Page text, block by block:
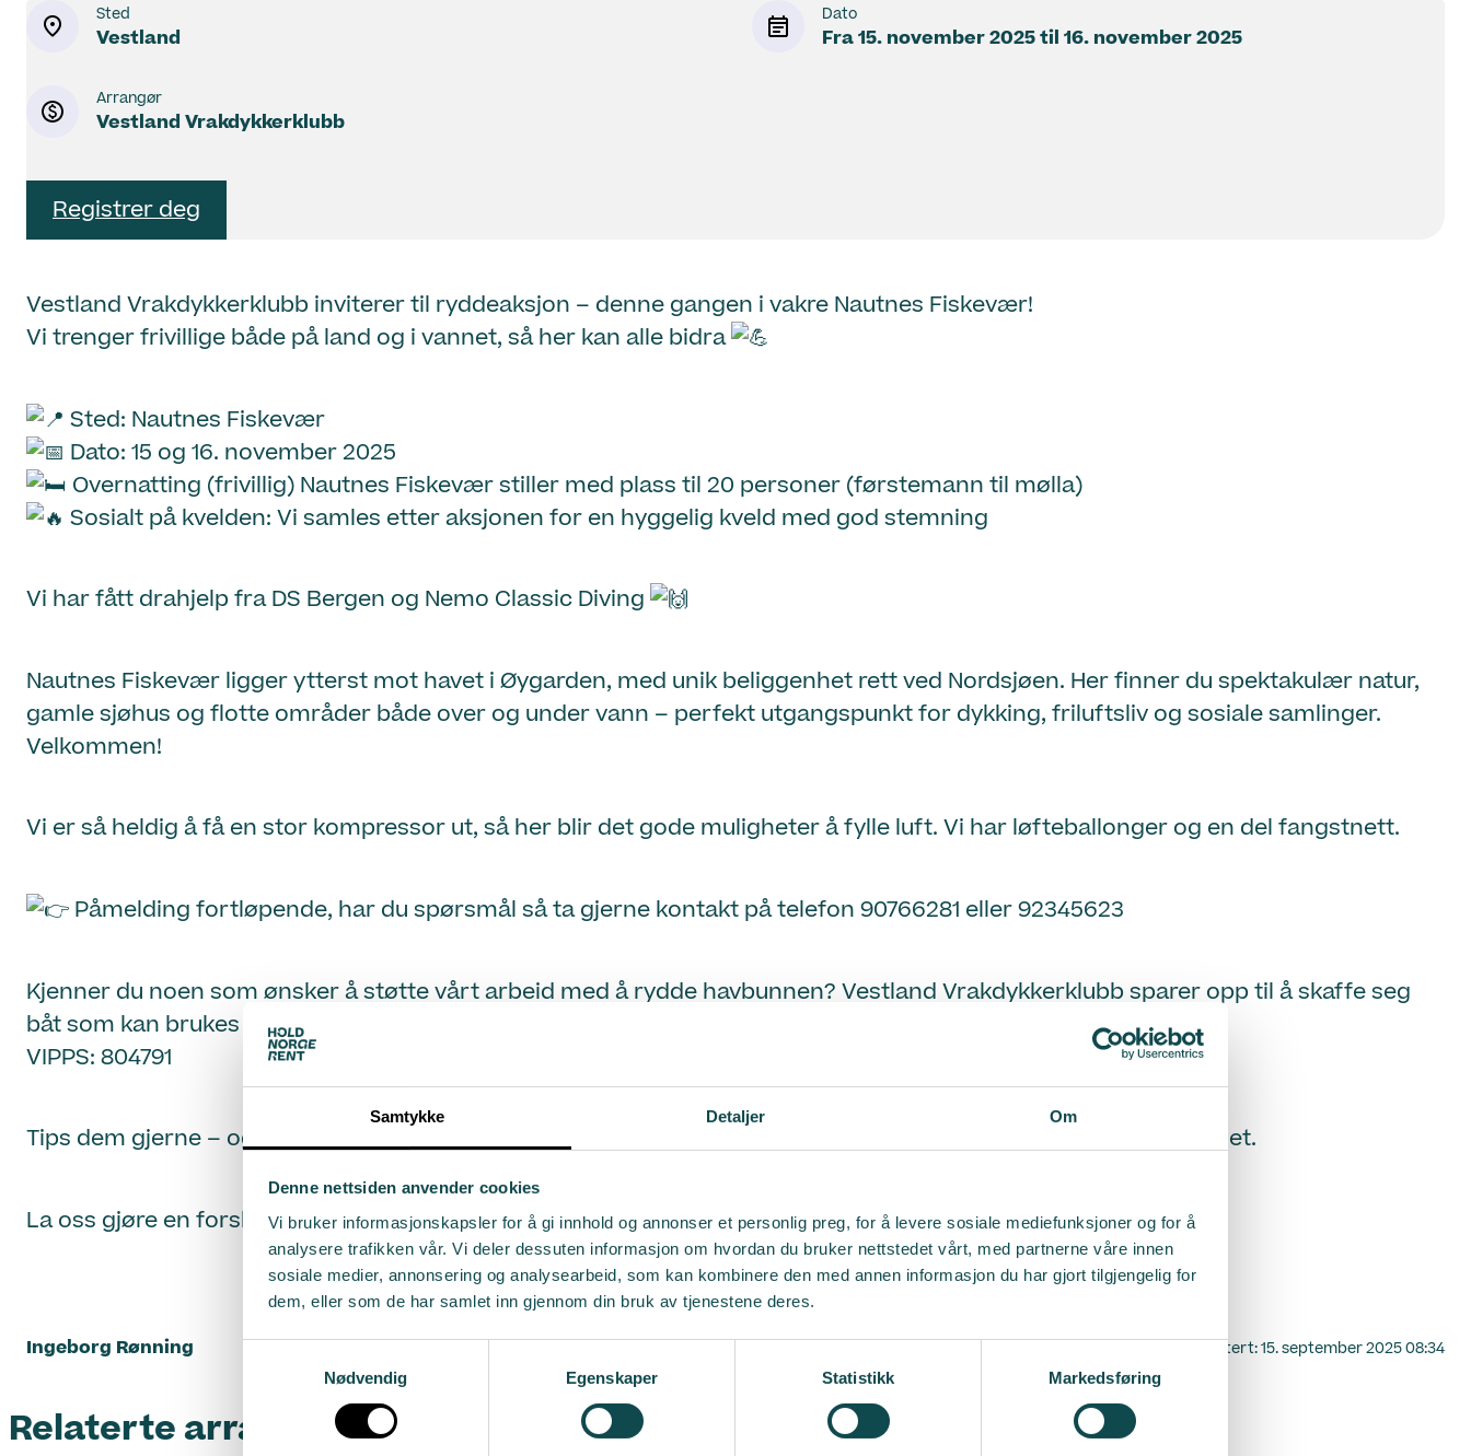
Samtykke Detaljer Om
Denne nettsiden anvender cookies
Vi bruker informasjonskapsler for å gi innhold og annonser et personlig preg, for å levere sosiale mediefunksjoner og for å
analysere trafikken vår. Vi deler dessuten informasjon om hvordan du bruker nettstedet vårt, med partnerne våre innen
sosiale medier, annonsering og analysearbeid, som kan kombinere den med annen informasjon du har gjort tilgjengelig for
dem, eller som de har samlet inn gjennom din bruk av tjenestene deres.
Nødvendig
Egenskaper Statistikk Markedsføring
Sted
Vestland
Dato
Fra15. november 2025til16. november 2025
Arrangør
Vestland Vrakdykkerklubb
Registrer deg
Vestland Vrakdykkerklubb inviterer til ryddeaksjon – denne gangen i vakre Nautnes Fiskevær!
Vi trenger frivillige både på land og i vannet, så her kan alle bidra
Sted: Nautnes Fiskevær
Dato: 15 og 16. november 2025
Overnatting (frivillig) Nautnes Fiskevær stiller med plass til 20 personer (førstemann til mølla)
Sosialt på kvelden: Vi samles etter aksjonen for en hyggelig kveld med god stemning
Vi har fått drahjelp fra DS Bergen og Nemo Classic Diving
Nautnes Fiskevær ligger ytterst mot havet i Øygarden, med unik beliggenhet rett ved Nordsjøen. Her finner du spektakulær natur,
gamle sjøhus og flotte områder både over og under vann – perfekt utgangspunkt for dykking, friluftsliv og sosiale samlinger.
Velkommen!
Vi er så heldig å få en stor kompressor ut, så her blir det gode muligheter å fylle luft. Vi har løfteballonger og en del fangstnett.
Påmelding fortløpende, har du spørsmål så ta gjerne kontakt på telefon 90766281 eller 92345623
Kjenner du noen som ønsker å støtte vårt arbeid med å rydde havbunnen? Vestland Vrakdykkerklubb sparer opp til å skaffe seg
båt som kan brukes til disse aksjonene
VIPPS: 804791
Tips dem gjerne – og tagg både venner og lokalt næringsliv som kan være med å heie fram dette viktige arbeidet.
La oss gjøre en forskjell – sammen
Ingeborg Rønning
Lagt
Sist oppdatert:15. september 2025 08:34
Relaterte arrangementer